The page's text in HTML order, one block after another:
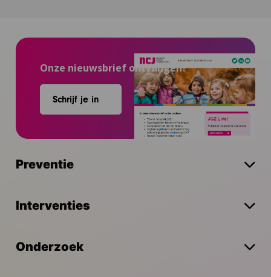
Onze nieuwsbrief ontvangen?
Schrijf je in
Preventie
Interventies
Onderzoek